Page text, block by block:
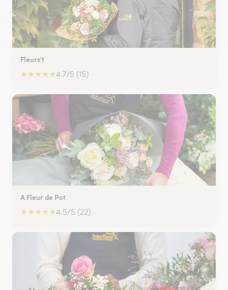
Fleurs't
★★★★★4.7/5 (15)
A Fleur de Pot
★★★★★4.5/5 (22)